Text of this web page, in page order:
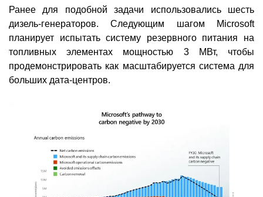
Ранее для подобной задачи использовались шесть
дизель-генераторов. Следующим шагом Microsoft
планирует испытать систему резервного питания на
топливных элементах мощностью 3 МВт, чтобы
продемонстрировать как масштабируется система для
больших дата-центров.